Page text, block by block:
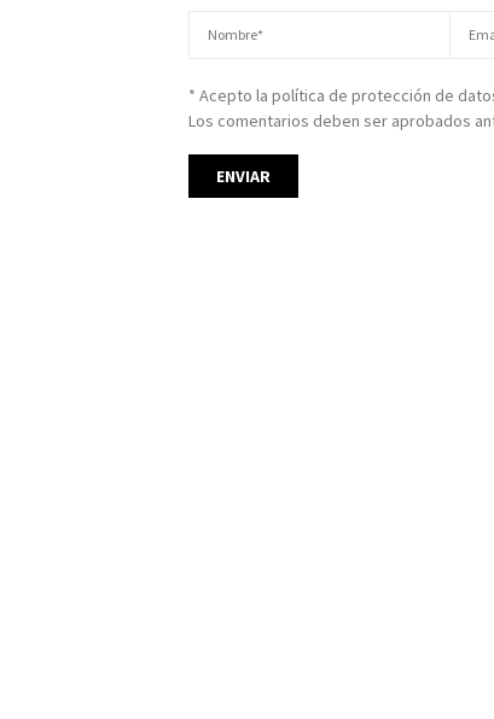
* Acepto la política de protección de
Los comentarios deben ser aprobados